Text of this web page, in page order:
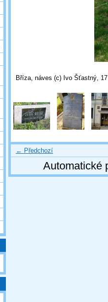
Bříza, náves (c) Ivo Šťastný,
← Předchozí
Automatické